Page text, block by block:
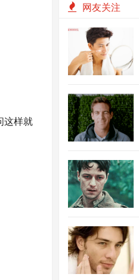
这样就
网友关注